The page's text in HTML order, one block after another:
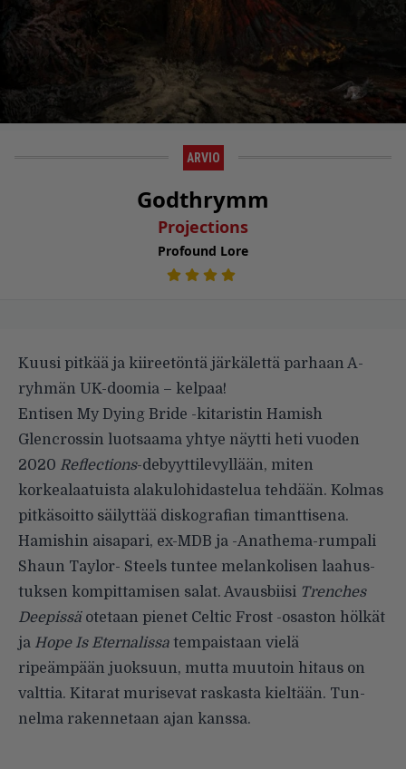
ARVIO
Godthrymm
Projections
Profound Lore
Kuusi pitkää ja kiireetöntä järkälet­tä parhaan A-
ryh­män UK-doomia – kelpaa!
Entisen My Dying Bride -kita­ristin Hamish
Glencrossin luotsaa­ma yhtye näytti heti vuoden
2020 Reflections-debyyttilevyllään, miten
korkealaatuista alakulohidastelua tehdään. Kolmas
pitkäsoitto säilyt­tää diskografian timanttisena.
Hamishin aisapari, ex-MDB ja -Anathema-rumpali
Shaun Taylor- Steels tuntee melankolisen laahus­
tuksen kompittamisen salat. Avaus­biisi Trenches
Deepissä otetaan pienet Celtic Frost -osaston hölkät
ja Hope Is Eternalissa tempaistaan vielä
ripeämpään juoksuun, mutta muutoin hitaus on
valttia. Kitarat murisevat raskasta kieltään. Tun­
nelma rakennetaan ajan kanssa.